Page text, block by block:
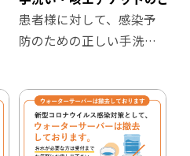
【掲示場所の例】
・受付
・ホームページやブログ
など
患者様に対して、感染予
防のための正しい手洗い
ットを啓蒙するチラシで
す。